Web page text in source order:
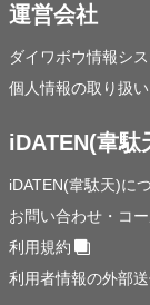
運営会社
ダイワボウ情報シ
個人情報の取り扱
iDATEN(韋駄
iDATEN(韋駄天)に
お問い合わせ・コ
利用規約
利用者情報の外部